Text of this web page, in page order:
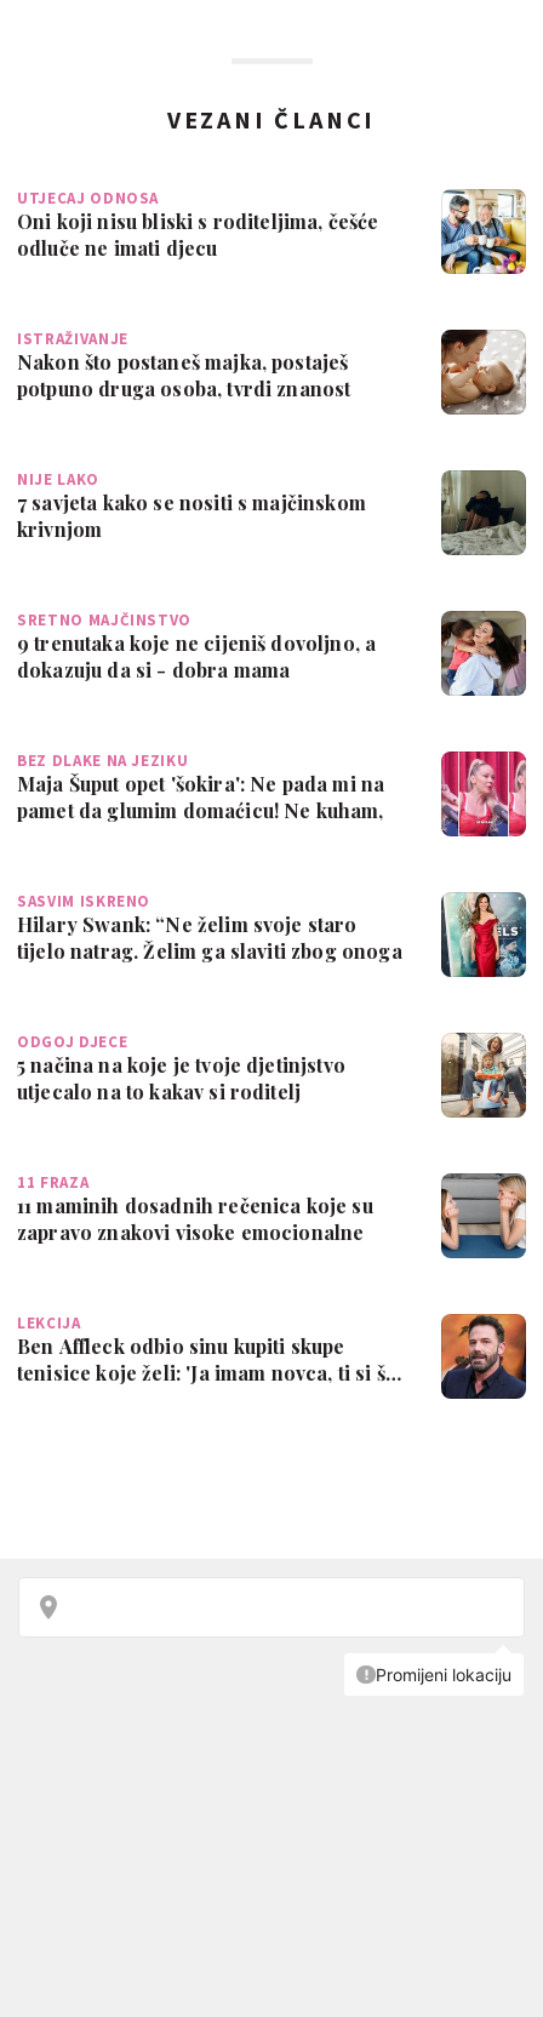
VEZANI ČLANCI
UTJECAJ ODNOSA
Oni koji nisu bliski s roditeljima, češće
odluče ne imati djecu
ISTRAŽIVANJE
Nakon što postaneš majka, postaješ
potpuno druga osoba, tvrdi znanost
NIJE LAKO
7 savjeta kako se nositi s majčinskom
krivnjom
SRETNO MAJČINSTVO
9 trenutaka koje ne cijeniš dovoljno, a
dokazuju da si - dobra mama
BEZ DLAKE NA JEZIKU
Maja Šuput opet 'šokira': Ne pada mi na
pamet da glumim domaćicu! Ne kuham,
SASVIM ISKRENO
Hilary Swank: “Ne želim svoje staro
tijelo natrag. Želim ga slaviti zbog onoga
ODGOJ DJECE
5 načina na koje je tvoje djetinjstvo
utjecalo na to kakav si roditelj
11 FRAZA
11 maminih dosadnih rečenica koje su
zapravo znakovi visoke emocionalne
LEKCIJA
Ben Affleck odbio sinu kupiti skupe
tenisice koje želi: 'Ja imam novca, ti si š…